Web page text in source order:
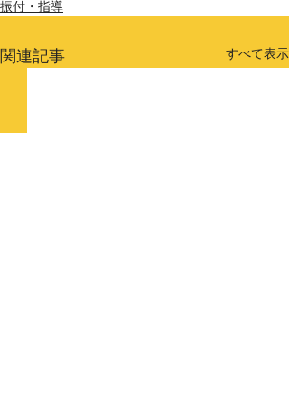
振付・指導
関連記事 すべて表示